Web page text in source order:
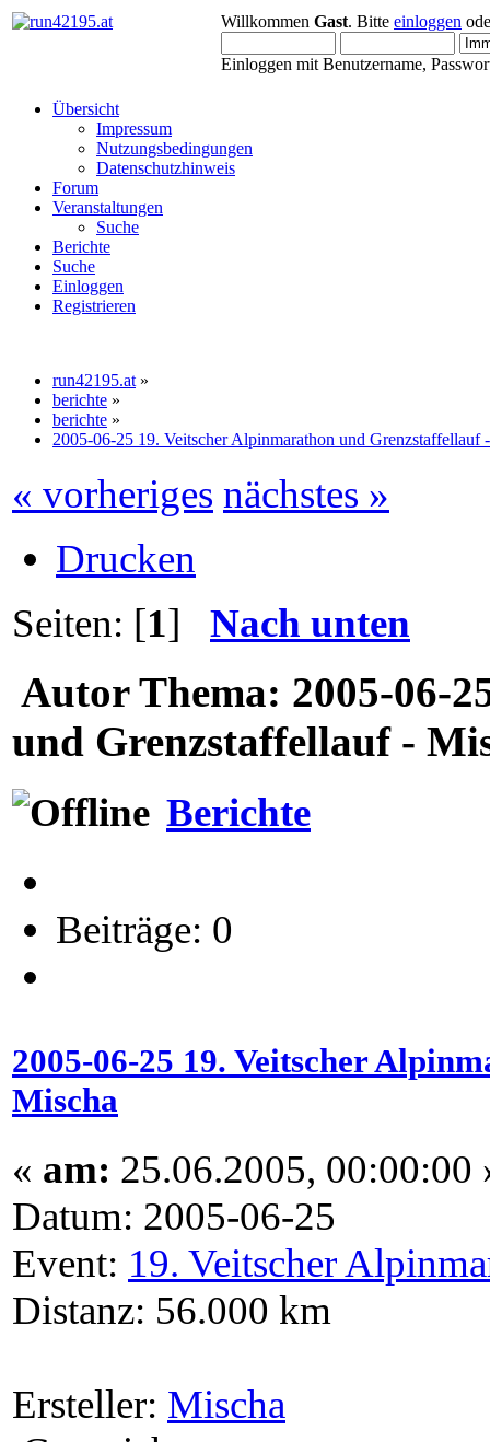
Willkommen Gast. Bitte einloggen
Einloggen mit Benutzername,
Übersicht
Impressum
Nutzungsbedingungen
Datenschutzhinweis
Forum
Veranstaltungen
Suche
Berichte
Suche
Einloggen
Registrieren
run42195.at »
berichte »
berichte »
2005-06-25 19. Veitscher Alpinmarathon und Grenzstaffellauf
« vorheriges nächstes »
Drucken
Seiten: [1] Nach unten
AutorThema: 2005-06-
und Grenzstaffellauf -
Berichte
Beiträge: 0
2005-06-25 19. Veitscher
Mischa
« am: 25.06.2005, 00:00:00
Datum: 2005-06-25
Event: 19. Veitscher
Distanz: 56.000 km
Ersteller: Mischa